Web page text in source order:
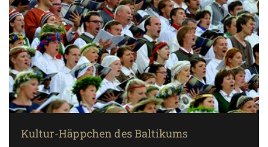
Kultur-Häppchen des Baltikums